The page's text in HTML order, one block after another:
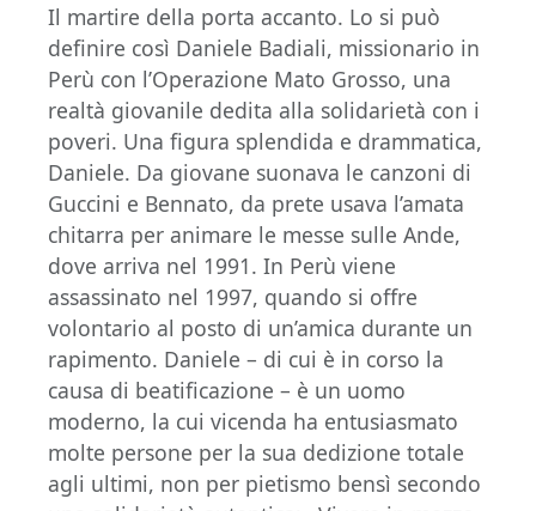
Il martire della porta accanto. Lo si può
definire così Daniele Badiali, missionario in
Perù con l’Operazione Mato Grosso, una
realtà giovanile dedita alla solidarietà con i
poveri. Una figura splendida e drammatica,
Daniele. Da giovane suonava le canzoni di
Guccini e Bennato, da prete usava l’amata
chitarra per animare le messe sulle Ande,
dove arriva nel 1991. In Perù viene
assassinato nel 1997, quando si offre
volontario al posto di un’amica durante un
rapimento. Daniele – di cui è in corso la
causa di beatificazione – è un uomo
moderno, la cui vicenda ha entusiasmato
molte persone per la sua dedizione totale
agli ultimi, non per pietismo bensì secondo